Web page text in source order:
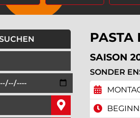
in der Form Tag, Monat, Jahr
Ende des Suchzeitraums in der
in dem Sie suchen wollen,
PASTA
SAISON
SONDER